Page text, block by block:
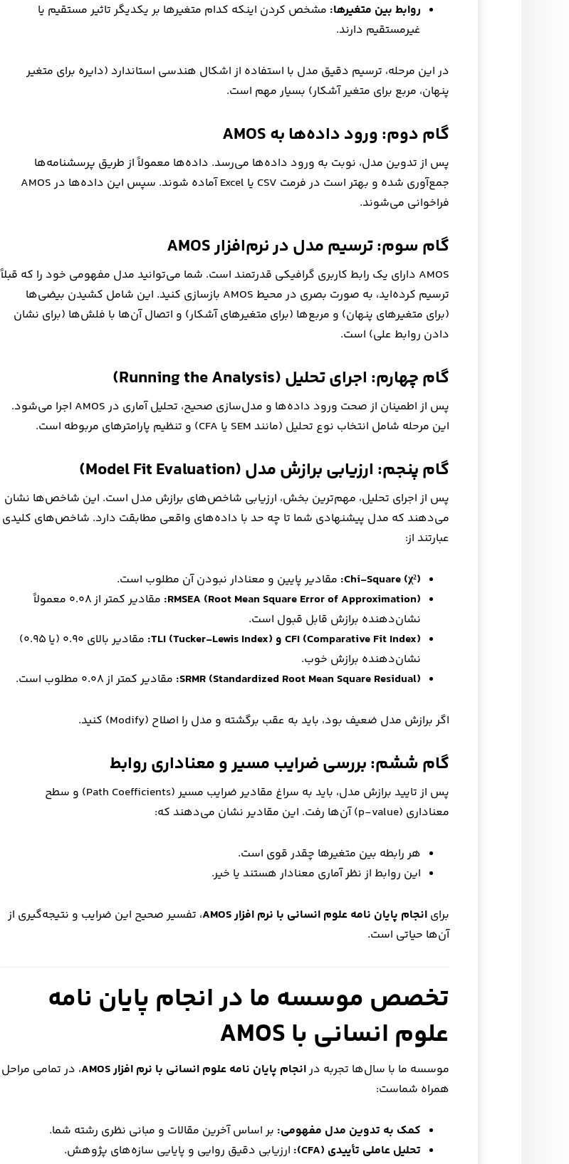
روابط بین متغیرها: مشخص کردن اینکه کدام متغیرها بر یکدیگر تاثیر مستقیم یا
غیرمستقیم دارند.
در این مرحله، ترسیم دقیق مدل با استفاده از اشکال هندسی استاندارد (دایره برای متغیر
پنهان، مربع برای متغیر آشکار) بسیار مهم است.
گام دوم: ورود داده‌ها به AMOS
پس از تدوین مدل، نوبت به ورود داده‌ها می‌رسد. داده‌ها معمولاً از طریق پرسشنامه‌ها
جمع‌آوری شده و بهتر است در فرمت CSV یا Excel آماده شوند. سپس این داده‌ها در AMOS
فراخوانی می‌شوند.
گام سوم: ترسیم مدل در نرم‌افزار AMOS
AMOS دارای یک رابط کاربری گرافیکی قدرتمند است. شما می‌توانید مدل مفهومی خود را که قبلاً
ترسیم کرده‌اید، به صورت بصری در محیط AMOS بازسازی کنید. این شامل کشیدن بیضی‌ها
(برای متغیرهای پنهان) و مربع‌ها (برای متغیرهای آشکار) و اتصال آن‌ها با فلش‌ها (برای نشان
دادن روابط علی) است.
گام چهارم: اجرای تحلیل (Running the Analysis)
پس از اطمینان از صحت ورود داده‌ها و مدل‌سازی صحیح، تحلیل آماری در AMOS اجرا می‌شود.
این مرحله شامل انتخاب نوع تحلیل (مانند SEM یا CFA) و تنظیم پارامترهای مربوطه است.
گام پنجم: ارزیابی برازش مدل (Model Fit Evaluation)
پس از اجرای تحلیل، مهم‌ترین بخش، ارزیابی شاخص‌های برازش مدل است. این شاخص‌ها نشان
می‌دهند که مدل پیشنهادی شما تا چه حد با داده‌های واقعی مطابقت دارد. شاخص‌های کلیدی
عبارتند از:
Chi-Square (χ²): مقادیر پایین و معنادار نبودن آن مطلوب است.
RMSEA (Root Mean Square Error of Approximation):
مقادیر کمتر از ۰.۰۸ معمولاً
نشان‌دهنده برازش قابل قبول است.
CFI (Comparative Fit Index) و TLI (Tucker-Lewis Index):
مقادیر بالای ۰.۹۰ (یا ۰.۹۵)
نشان‌دهنده برازش خوب.
SRMR (Standardized Root Mean Square Residual): مقادیر کمتر از ۰.۰۸ مطلوب است.
اگر برازش مدل ضعیف بود، باید به عقب برگشته و مدل را اصلاح (Modify) کنید.
گام ششم: بررسی ضرایب مسیر و معناداری روابط
پس از تایید برازش مدل، باید به سراغ مقادیر ضرایب مسیر (Path Coefficients) و سطح
معناداری (p-value) آن‌ها رفت. این مقادیر نشان می‌دهند که:
هر رابطه بین متغیرها چقدر قوی است.
این روابط از نظر آماری معنادار هستند یا خیر.
برای انجام پایان نامه علوم انسانی با نرم افزار AMOS
، تفسیر صحیح این ضرایب و نتیجه‌گیری از
آن‌ها حیاتی است.
تخصص موسسه ما در انجام پایان نامه
علوم انسانی با AMOS
موسسه ما با سال‌ها تجربه درانجام پایان نامه علوم انسانی با نرم افزار AMOS
، در تمامی مراحل
همراه شماست:
کمک به تدوین مدل مفهومی: بر اساس آخرین مقالات و مبانی نظری رشته شما.
تحلیل عاملی تأییدی (CFA):
ارزیابی دقیق روایی و پایایی سازه‌های پژوهش.